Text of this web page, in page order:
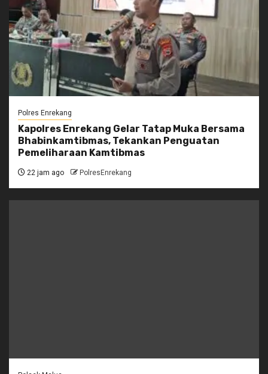
Polres Enrekang
Kapolres Enrekang Gelar Tatap Muka Bersama
Bhabinkamtibmas, Tekankan Penguatan
Pemeliharaan Kamtibmas
22 jam ago PolresEnrekang